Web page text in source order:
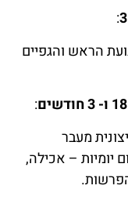
:
הראש והגפיים
:
מעבר
יומיות – אכילה,